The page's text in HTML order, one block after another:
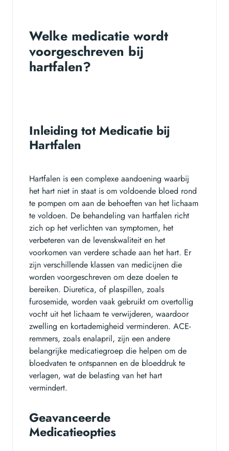
Welke medicatie wordt
voorgeschreven bij
hartfalen?
Inleiding tot Medicatie bij
Hartfalen
Hartfalen is een complexe aandoening waarbij
het hart niet in staat is om voldoende bloed rond
te pompen om aan de behoeften van het lichaam
te voldoen. De behandeling van hartfalen richt
zich op het verlichten van symptomen, het
verbeteren van de levenskwaliteit en het
voorkomen van verdere schade aan het hart. Er
zijn verschillende klassen van medicijnen die
worden voorgeschreven om deze doelen te
bereiken. Diuretica, of plaspillen, zoals
furosemide, worden vaak gebruikt om overtollig
vocht uit het lichaam te verwijderen, waardoor
zwelling en kortademigheid verminderen. ACE-
remmers, zoals enalapril, zijn een andere
belangrijke medicatiegroep die helpen om de
bloedvaten te ontspannen en de bloeddruk te
verlagen, wat de belasting van het hart
vermindert.
Geavanceerde
Medicatieopties